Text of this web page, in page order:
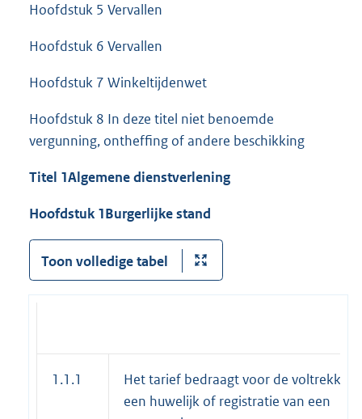
Hoofdstuk 5 Vervallen
Hoofdstuk 6 Vervallen
Hoofdstuk 7 Winkeltijdenwet
Hoofdstuk 8 In deze titel niet benoemde
vergunning, ontheffing of andere beschikking
Titel 1Algemene dienstverlening
Hoofdstuk 1Burgerlijke stand
Toon volledige tabel
1.1.1
Het tarief bedraagt voor de voltrekking
een huwelijk of registratie van een